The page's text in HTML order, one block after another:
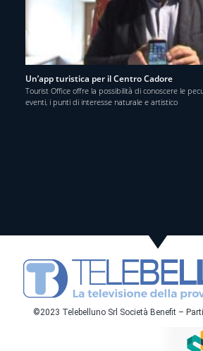
Un’app turistica per il Centro Cadore
Tourist Office offre la possibilità di conoscere le
eventi, i punti di interesse naturale e artistico
©2023 Telebelluno Srl Società Benefit –